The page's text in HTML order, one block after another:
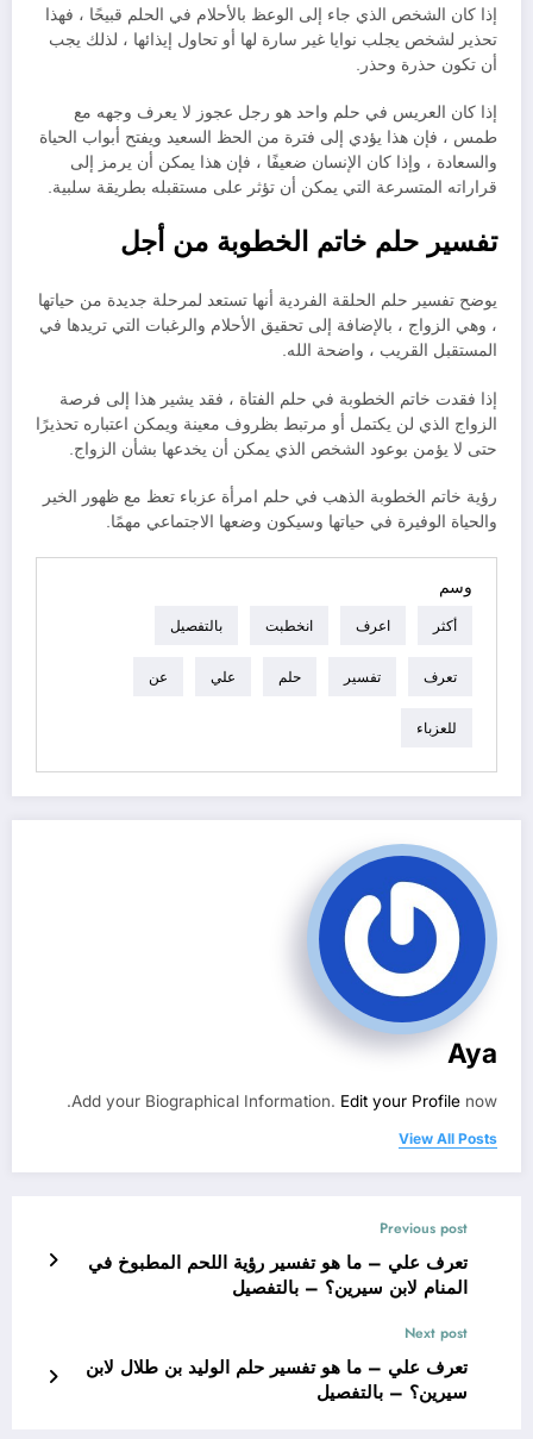
إذا كان الشخص الذي جاء إلى الوعظ بالأحلام في الحلم قبيحًا ، فهذا
تحذير لشخص يجلب نوايا غير سارة لها أو تحاول إيذائها ، لذلك يجب
أن تكون حذرة وحذر.
إذا كان العريس في حلم واحد هو رجل عجوز لا يعرف وجهه مع
طمس ، فإن هذا يؤدي إلى فترة من الحظ السعيد ويفتح أبواب الحياة
والسعادة ، وإذا كان الإنسان ضعيفًا ، فإن هذا يمكن أن يرمز إلى
قراراته المتسرعة التي يمكن أن تؤثر على مستقبله بطريقة سلبية.
تفسير حلم خاتم الخطوبة من أجل
يوضح تفسير حلم الحلقة الفردية أنها تستعد لمرحلة جديدة من حياتها
، وهي الزواج ، بالإضافة إلى تحقيق الأحلام والرغبات التي تريدها في
المستقبل القريب ، واضحة الله.
إذا فقدت خاتم الخطوبة في حلم الفتاة ، فقد يشير هذا إلى فرصة
الزواج الذي لن يكتمل أو مرتبط بظروف معينة ويمكن اعتباره تحذيرًا
حتى لا يؤمن بوعود الشخص الذي يمكن أن يخدعها بشأن الزواج.
رؤية خاتم الخطوبة الذهب في حلم امرأة عزباء تعظ مع ظهور الخير
والحياة الوفيرة في حياتها وسيكون وضعها الاجتماعي مهمًا.
وسم
أكثر اعرف انخطبت بالتفصيل
تعرف تفسير حلم علي عن
للعزباء
Aya
Add your Biographical Information. Edit your Profile now.
View All Posts
Previous post
تعرف علي – ما هو تفسير رؤية اللحم المطبوخ في
المنام لابن سيرين؟ – بالتفصيل
Next post
تعرف علي – ما هو تفسير حلم الوليد بن طلال لابن
سيرين؟ – بالتفصيل